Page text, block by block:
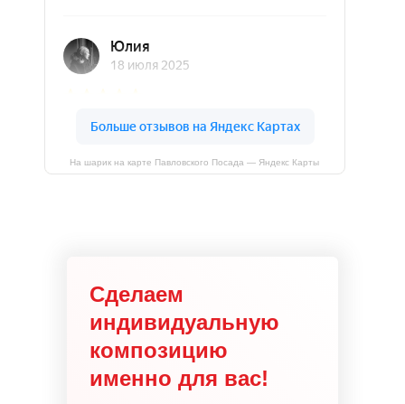
На шарик на карте Павловского Посада — Яндекс Карты
Сделаем
индивидуальную
композицию
именно для вас!